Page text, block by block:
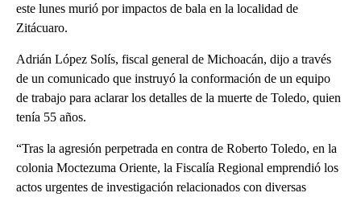
este lunes murió por impactos de bala en la localidad de
Zitácuaro.
Adrián López Solís, fiscal general de Michoacán, dijo a través
de un comunicado que instruyó la conformación de un equipo
de trabajo para aclarar los detalles de la muerte de Toledo, quien
tenía 55 años.
“Tras la agresión perpetrada en contra de Roberto Toledo, en la
colonia Moctezuma Oriente, la Fiscalía Regional emprendió los
actos urgentes de investigación relacionados con diversas